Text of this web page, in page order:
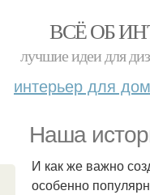
ВСЁ ОБ
лучшие идеи для
интерьер для
Наша
И как же важно
особенно